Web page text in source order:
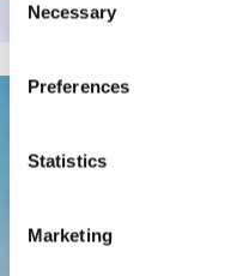
Selection
Necessary
Preferences
Statistics
Marketing